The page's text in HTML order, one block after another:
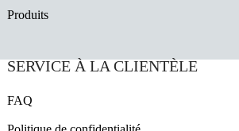
Produits
SERVICE À LA CLIENTÈLE
FAQ